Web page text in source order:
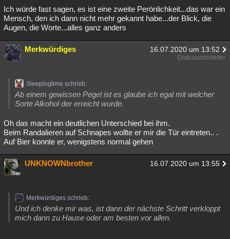
Ich würde fast sagen, es ist eine zweite Perönlichkeit...das war ein
Mensch, den ich dann nicht mehr gekannt habe...der Blick, die
Augen, die Worte...alles ganz anders
Merkwürdiges 16.07.2020 um 13:52
Diskussionsleiter
Sleepingtime schrieb:
Ab einem gewissen Pegel ist es glaube ich egal mit welcher
Sorte Alkohol der erreicht wurde.
Oh das macht ein deutlichen Unterschied bei ihm.
Beim Randalieren auf Schnapes wollte er mir die Tür eintreten.. .
Auf Bier konnte er, wenigstens normal gehen
UNKNOWNbrother 16.07.2020 um 13:55
Merkwürdiges schrieb:
Und ich denke mir was, ist dann der nächste Schritt verkloppt
mich dann zu Hause oder am besten vor allen.